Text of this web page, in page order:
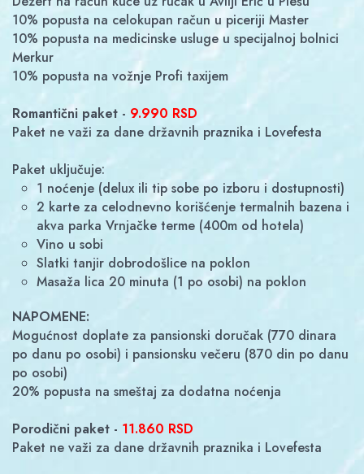
10% popusta na celokupan račun u piceriji Master
10% popusta na medicinske usluge u specijalnoj bolnici
Merkur
10% popusta na vožnje Profi taxijem
Romantični paket - 9.990 RSD
Paket ne važi za dane državnih praznika i Lovefesta
Paket uključuje:
1 noćenje (delux ili tip sobe po izboru i dostupnosti)
2 karte za celodnevno korišćenje termalnih bazena i
akva parka Vrnjačke terme (400m od hotela)
vino u sobi
slatki tanjir dobrodošlice na poklon
masaža lica 20 minuta (1 po osobi) na poklon
NAPOMENE:
Mogućnost doplate za pansionski doručak (770 dinara
po danu po osobi) i pansionsku večeru (870 din po danu
po osobi)
20% popusta na smeštaj za dodatna noćenja
Porodični paket - 11.860 RSD
Paket ne važi za dane državnih praznika i Lovefesta